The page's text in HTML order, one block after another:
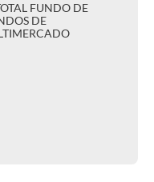
FUNDO DE
DE